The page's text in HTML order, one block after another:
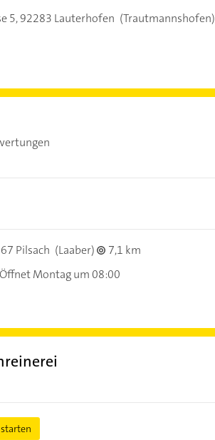
5,92283 Lauterhofen (Trautmannshofen)
Pilsach (Laaber)
7,1 km
Öffnet Montag um 08:00